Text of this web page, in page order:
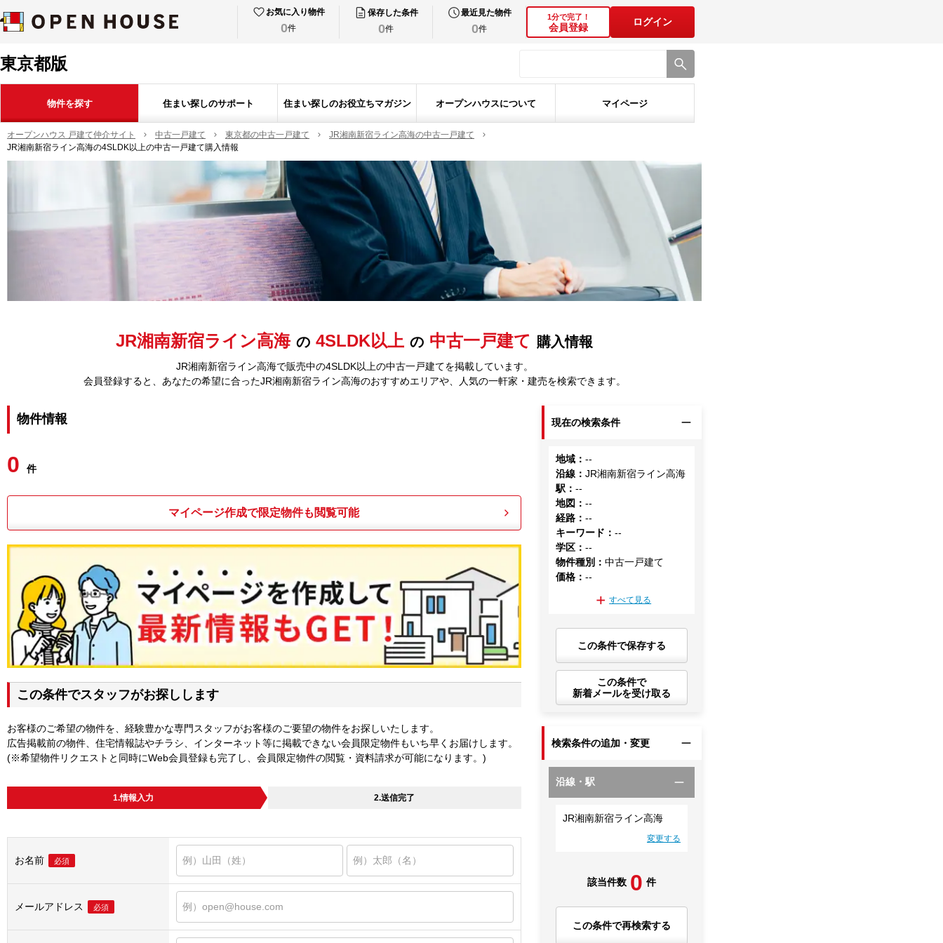
お気に入り物件
0件
保存した条件
0件
最近見た物件
0件
1分で完了！
会員登録
ログイン
東京都版
物件を探す 住まい探しのサポート 住まい探しのお役立ちマガジン オープンハウスについて マイページ
オープンハウス 戸建て仲介サイト 中古一戸建て 東京都の中古一戸建て
JR湘南新宿ライン高海の中古一戸建て
JR湘南新宿ライン高海の4SLDK以上の中古一戸建て購入情報
JR湘南新宿ライン高海 の 4SLDK以上 の 中古一戸建て 購入情報
JR湘南新宿ライン高海で販売中の4SLDK以上の中古一戸建てを掲載しています。
会員登録すると、あなたの希望に合ったJR湘南新宿ライン高海のおすすめエリアや、人気の一軒家・建売を検索できます。
物件情報
0 件
マイページ作成で限定物件も閲覧可能
この条件でスタッフがお探しします
お客様のご希望の物件を、経験豊かな専門スタッフがお客様のご要望の物件をお探しいたします。
広告掲載前の物件、住宅情報誌やチラシ、インターネット等に掲載できない会員限定物件もいち早くお届けします。
(※希望物件リクエストと同時にWeb会員登録も完了し、会員限定物件の閲覧・資料請求が可能になります。)
1.情報入力 2.送信完了
お名前 必須
メールアドレス 必須
現在の検索条件
地域 ：--
沿線 ：JR湘南新宿ライン高海
駅 ：--
地図 ：--
経路 ：--
キーワード ：--
学区 ：--
物件種別 ：中古一戸建て
価格 ：--
すべて見る
この条件で保存する
この条件で
新着メールを受け取る
検索条件の追加・変更
沿線・駅
JR湘南新宿ライン高海
変更する
該当件数 0 件
この条件で再検索する